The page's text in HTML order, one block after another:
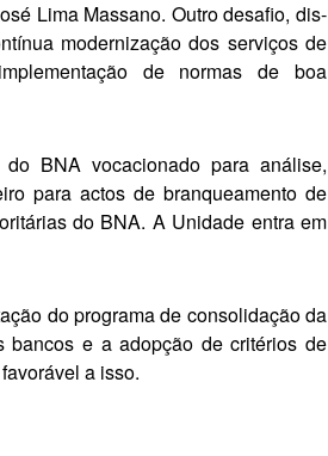
Lima Massano. Outro desafio, dis­
modernização dos serviços de
de normas de boa
BNA vocacionado para análise,
para actos de branqueamento de
do BNA. A Unidade en­tra em
do programa de consoli­dação da
bancos e a adopção de critérios de
a isso.